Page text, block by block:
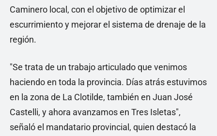
Caminero local, con el objetivo de optimizar el
escurrimiento y mejorar el sistema de drenaje de la
región.
"Se trata de un trabajo articulado que venimos
haciendo en toda la provincia. Días atrás estuvimos
en la zona de La Clotilde, también en Juan José
Castelli, y ahora avanzamos en Tres Isletas",
señaló el mandatario provincial, quien destacó la